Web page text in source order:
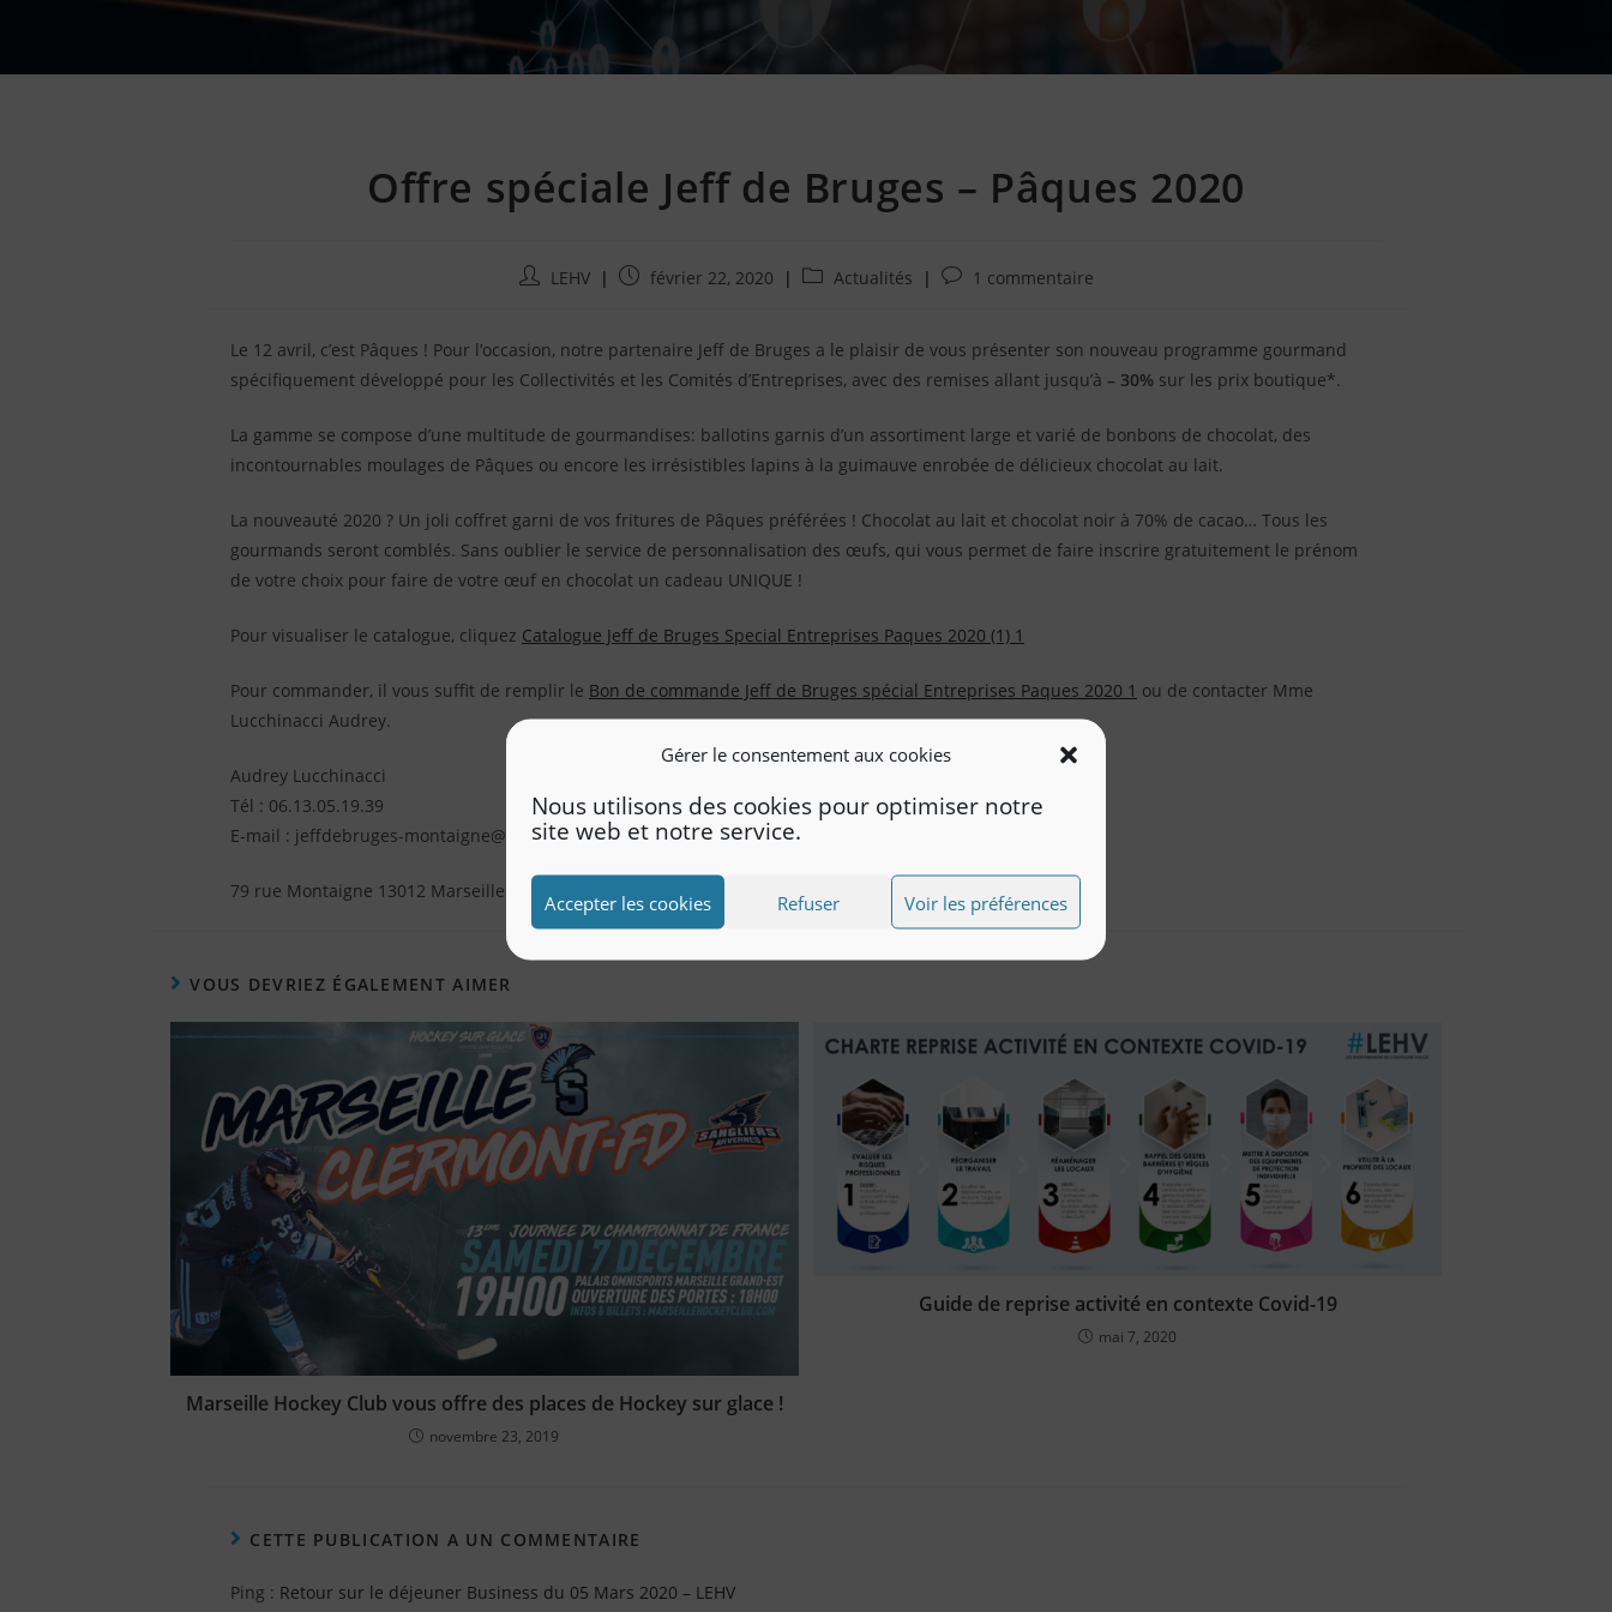
Gérer le consentement aux cookies
Nous utilisons des cookies pour optimiser notre
site web et notre service.
Accepter les cookies Refuser Voir les préférences
Offre spéciale Jeff de Bruges – Pâques 2020
Auteur/autrice
publication
:
LEHV
Publication
février 22, 2020
Post Actualités
Commentaires
publication
:
1 commentaire
Le 12 avril, c’est Pâques ! Pour l’occasion, notre partenaire Jeff de Bruges a le plaisir de vous présenter son nouveau programme gourmand
spécifiquement développé pour les Collectivités et les Comités d’Entreprises, avec des remises allant jusqu’à – 30% sur les prix boutique*.
La gamme se compose d’une multitude de gourmandises: ballotins garnis d’un assortiment large et varié de bonbons de chocolat, des
incontournables moulages de Pâques ou encore les irrésistibles lapins à la guimauve enrobée de délicieux chocolat au lait.
La nouveauté 2020 ? Un joli coffret garni de vos fritures de Pâques préférées ! Chocolat au lait et chocolat noir à 70% de cacao… Tous les
gourmands seront comblés. Sans oublier le service de personnalisation des œufs, qui vous permet de faire inscrire gratuitement le prénom
de votre choix pour faire de votre œuf en chocolat un cadeau UNIQUE !
Pour visualiser le catalogue, cliquez Catalogue Jeff de Bruges Special Entreprises Paques 2020 (1) 1
Pour commander, il vous suffit de remplir le Bon de commande Jeff de Bruges spécial Entreprises Paques 2020 1 ou de contacter Mme
Lucchinacci Audrey.
Audrey Lucchinacci
Tél : 06.13.05.19.39
E-mail : jeffdebruges-montaigne@outlook.fr
79 rue Montaigne 13012 Marseille
VOUS DEVRIEZ ÉGALEMENT AIMER
Marseille Hockey Club vous offre des places de Hockey sur glace !
novembre 23, 2019
Guide de reprise activité en contexte Covid-19
mai 7, 2020
CETTE PUBLICATION A UN COMMENTAIRE
Ping : Retour sur le déjeuner Business du 05 Mars 2020 – LEHV